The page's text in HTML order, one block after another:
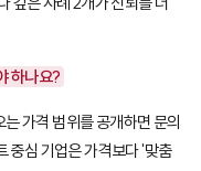
하나요?
가격 범위를 공개하면 문의
중심 기업은 가격보다 '맞춤